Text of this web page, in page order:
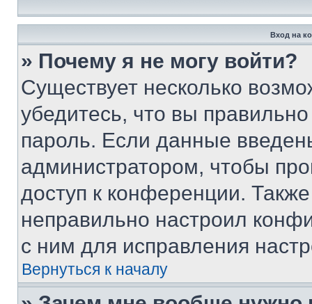
Вход на
» Почему я не могу войти?
Существует несколько
убедитесь, что вы
пароль. Если данные
администратором, чтобы
доступ к конференции.
неправильно настроил
с ним для исправления
Вернуться к началу